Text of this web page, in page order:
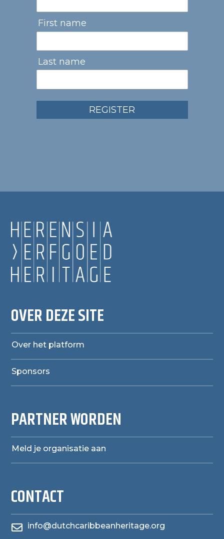
First name
Last name
REGISTER
OVER DEZE SITE
Over het platform
Sponsors
PARTNER WORDEN
Meld je organisatie aan
CONTACT
 info@dutchcaribbeanheritage.org